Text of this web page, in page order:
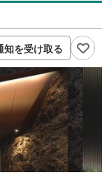
知を受け取る